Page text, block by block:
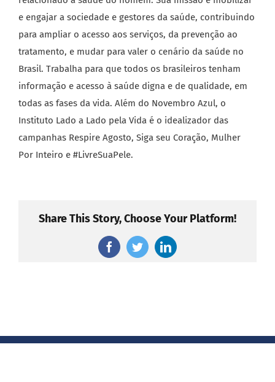
e engajar a sociedade e gestores da saúde, contribuindo
para ampliar o acesso aos serviços, da prevenção ao
tratamento, e mudar para valer o cenário da saúde no
Brasil. Trabalha para que todos os brasileiros tenham
informação e acesso à saúde digna e de qualidade, em
todas as fases da vida. Além do Novembro Azul, o
Instituto Lado a Lado pela Vida é o idealizador das
campanhas Respire Agosto, Siga seu Coração, Mulher
Por Inteiro e #LivreSuaPele.
Share This Story, Choose Your Platform!
FacebookTwitterLinkedIn